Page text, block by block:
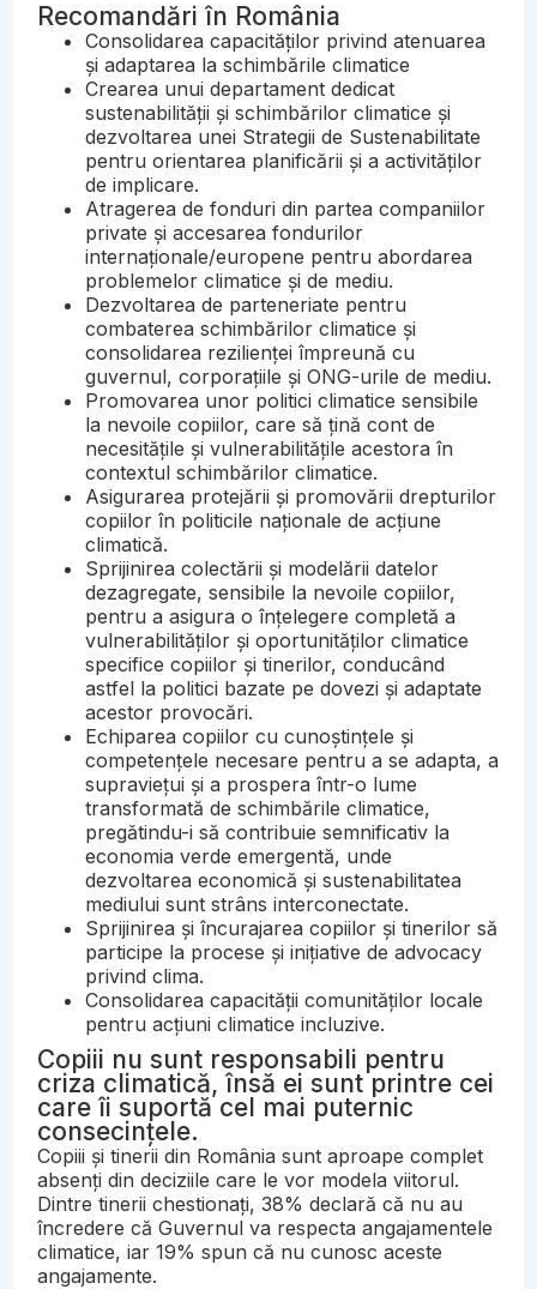
Recomandări în România
Consolidarea capacităților privind atenuarea
și adaptarea la schimbările climatice
Crearea unui departament dedicat
sustenabilității și schimbărilor climatice și
dezvoltarea unei Strategii de Sustenabilitate
pentru orientarea planificării și a activităților
de implicare.
Atragerea de fonduri din partea companiilor
private și accesarea fondurilor
internaționale/europene pentru abordarea
problemelor climatice și de mediu.
Dezvoltarea de parteneriate pentru
combaterea schimbărilor climatice și
consolidarea rezilienței împreună cu
guvernul, corporațiile și ONG-urile de mediu.
Promovarea unor politici climatice sensibile
la nevoile copiilor, care să țină cont de
necesitățile și vulnerabilitățile acestora în
contextul schimbărilor climatice.
Asigurarea protejării și promovării drepturilor
copiilor în politicile naționale de acțiune
climatică.
Sprijinirea colectării și modelării datelor
dezagregate, sensibile la nevoile copiilor,
pentru a asigura o înțelegere completă a
vulnerabilităților și oportunităților climatice
specifice copiilor și tinerilor, conducând
astfel la politici bazate pe dovezi și adaptate
acestor provocări.
Echiparea copiilor cu cunoștințele și
competențele necesare pentru a se adapta, a
supraviețui și a prospera într-o lume
transformată de schimbările climatice,
pregătindu-i să contribuie semnificativ la
economia verde emergentă, unde
dezvoltarea economică și sustenabilitatea
mediului sunt strâns interconectate.
Sprijinirea și încurajarea copiilor și tinerilor să
participe la procese și inițiative de advocacy
privind clima.
Consolidarea capacității comunităților locale
pentru acțiuni climatice incluzive.
Copiii nu sunt responsabili pentru
criza climatică, însă ei sunt printre cei
care îi suportă cel mai puternic
consecințele.
Copiii și tinerii din România sunt aproape complet
absenți din deciziile care le vor modela viitorul.
Dintre tinerii chestionați, 38% declară că nu au
încredere că Guvernul va respecta angajamentele
climatice, iar 19% spun că nu cunosc aceste
angajamente.